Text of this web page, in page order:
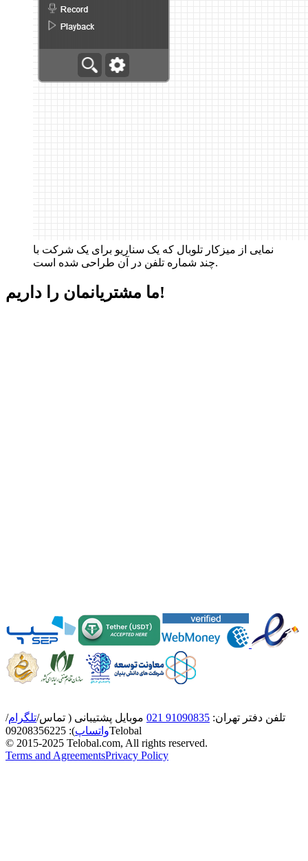
نمایی از میزکار تلوبال که یک سناریو برای یک شرکت با
چند شماره تلفن در آن طراحی شده است.
ما مشتریانمان راداریم!
تلفن دفتر تهران: 91090835 021 موبایل پشتیبانی ( تماس/تلگرام/
واتساپ):
09208356225
Telobal
© 2015-2025 Telobal.com, All rights reserved.
Terms and AgreementsPrivacy Policy